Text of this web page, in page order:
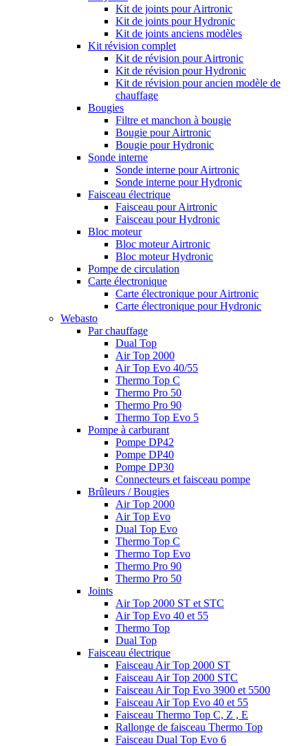
Kit de joints pour Airtronic
Kit de joints pour Hydronic
Kit de joints anciens modèles
Kit révision complet
Kit de révision pour Airtronic
Kit de révision pour Hydronic
Kit de révision pour ancien modèle de
chauffage
Bougies
Filtre et manchon à bougie
Bougie pour Airtronic
Bougie pour Hydronic
Sonde interne
Sonde interne pour Airtronic
Sonde interne pour Hydronic
Faisceau électrique
Faisceau pour Airtronic
Faisceau pour Hydronic
Bloc moteur
Bloc moteur Airtronic
Bloc moteur Hydronic
Pompe de circulation
Carte électronique
Carte électronique pour Airtronic
Carte électronique pour Hydronic
Webasto
Par chauffage
Dual Top
Air Top 2000
Air Top Evo 40/55
Thermo Top C
Thermo Pro 50
Thermo Pro 90
Thermo Top Evo 5
Pompe à carburant
Pompe DP42
Pompe DP40
Pompe DP30
Connecteurs et faisceau pompe
Brûleurs / Bougies
Air Top 2000
Air Top Evo
Dual Top Evo
Thermo Top C
Thermo Top Evo
Thermo Pro 90
Thermo Pro 50
Joints
Air Top 2000 ST et STC
Air Top Evo 40 et 55
Thermo Top
Dual Top
Faisceau électrique
Faisceau Air Top 2000 ST
Faisceau Air Top 2000 STC
Faisceau Air Top Evo 3900 et 5500
Faisceau Air Top Evo 40 et 55
Faisceau Thermo Top C, Z , E
Rallonge de faisceau Thermo Top
Faisceau Dual Top Evo 6